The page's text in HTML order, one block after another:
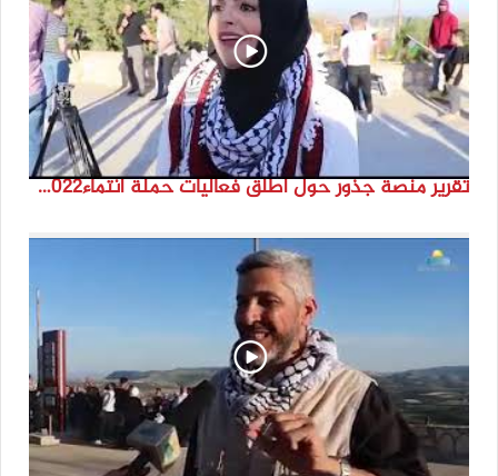
تقرير منصة جذور حول اطلق فعاليات حملة انتماء2022 من مارون الراس